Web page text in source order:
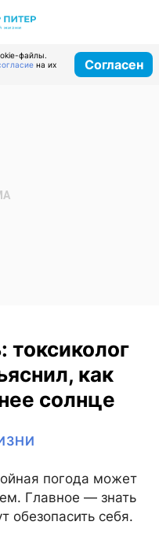
файлы.
на их
Согласен
токсиколог
как
солнце
погода может
Главное — знать
обезопасить себя.